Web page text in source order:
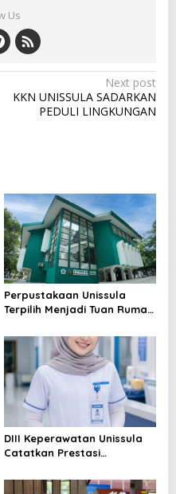
Us
Next post
KKN UNISSULA SADARKAN
PEDULI LINGKUNGAN
Perpustakaan Unissula
Terpilih Menjadi Tuan Rumah
DIII Keperawatan Unissula
Catatkan Prestasi
Mahasiswanya Lulus Uji